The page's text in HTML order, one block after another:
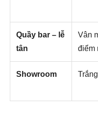
Quầy bar – lễ
tân
Vân
điểm
Showroom